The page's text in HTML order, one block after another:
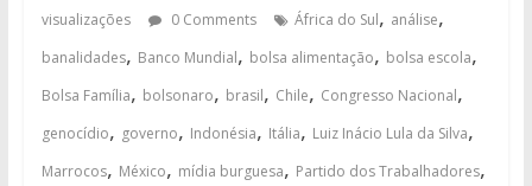
visualizações
0 Comments África do Sul, análise,
banalidades, Banco Mundial, bolsa alimentação, bolsa escola,
Bolsa Família, bolsonaro, brasil, Chile, Congresso Nacional,
genocídio, governo, Indonésia, Itália, Luiz Inácio Lula da Silva,
Marrocos, México, mídia burguesa, Partido dos Trabalhadores,